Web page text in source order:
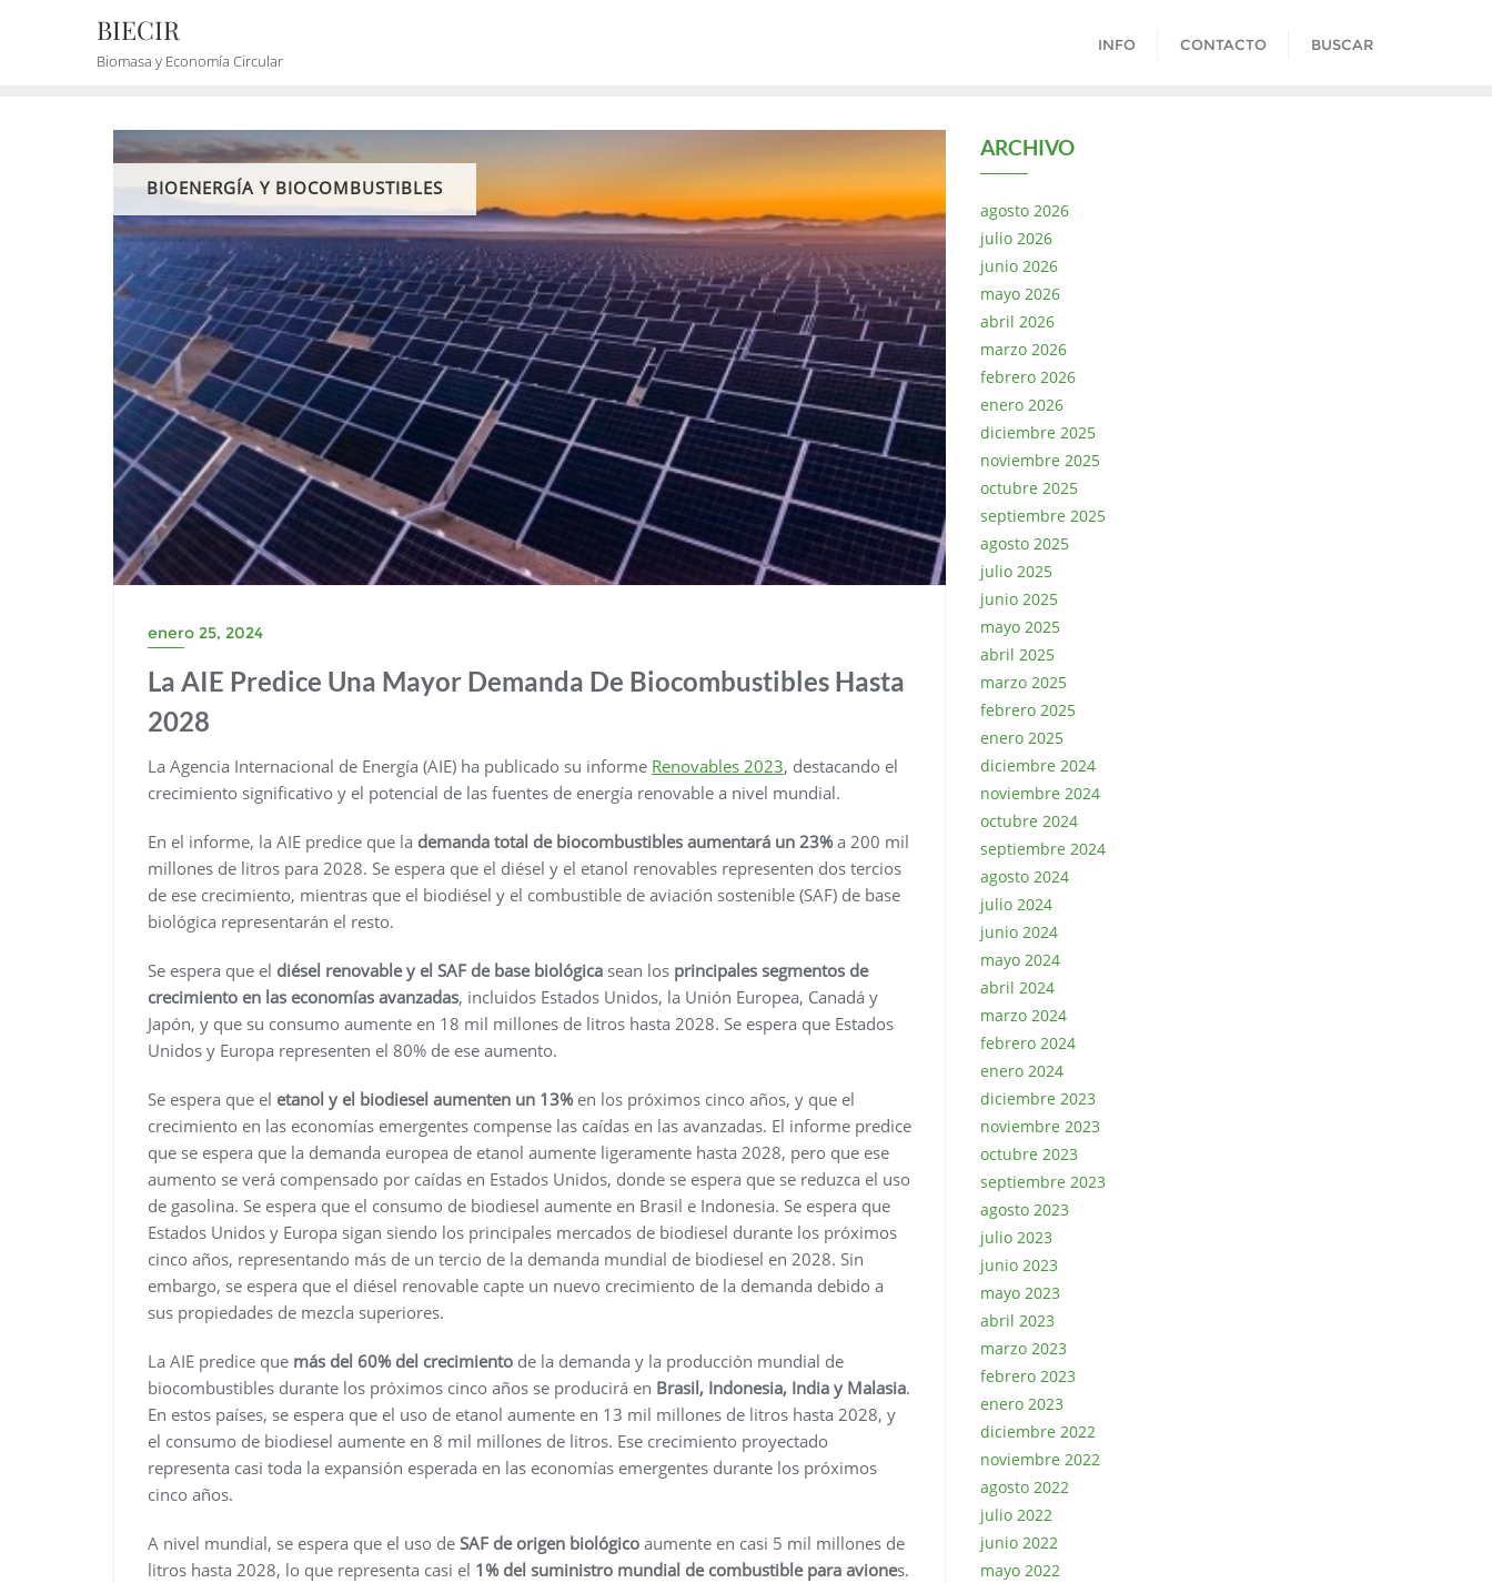
BIECIR
Biomasa y Economía Circular
INFO CONTACTO BUSCAR
BIOENERGÍA Y BIOCOMBUSTIBLES
enero 25, 2024
La AIE Predice Una Mayor Demanda De Biocombustibles Hasta
2028
La Agencia Internacional de Energía (AIE) ha publicado su informe Renovables 2023, destacando el
crecimiento significativo y el potencial de las fuentes de energía renovable a nivel mundial.
En el informe, la AIE predice que la demanda total de biocombustibles aumentará un 23%a 200 mil
millones de litros para 2028. Se espera que el diésel y el etanol renovables representen dos tercios
de ese crecimiento, mientras que el biodiésel y el combustible de aviación sostenible (SAF) de base
biológica representarán el resto.
Se espera que el diésel renovable y el SAF de base biológica sean los principales segmentos de
crecimiento en las economías avanzadas, incluidos Estados Unidos, la Unión Europea, Canadá y
Japón, y que su consumo aumente en 18 mil millones de litros hasta 2028. Se espera que Estados
Unidos y Europa representen el 80% de ese aumento.
Se espera que el etanol y el biodiesel aumenten un 13% en los próximos cinco años, y que el
crecimiento en las economías emergentes compense las caídas en las avanzadas. El informe predice
que se espera que la demanda europea de etanol aumente ligeramente hasta 2028, pero que ese
aumento se verá compensado por caídas en Estados Unidos, donde se espera que se reduzca el uso
de gasolina. Se espera que el consumo de biodiesel aumente en Brasil e Indonesia. Se espera que
Estados Unidos y Europa sigan siendo los principales mercados de biodiesel durante los próximos
cinco años, representando más de un tercio de la demanda mundial de biodiesel en 2028. Sin
embargo, se espera que el diésel renovable capte un nuevo crecimiento de la demanda debido a
sus propiedades de mezcla superiores.
La AIE predice que más del 60% del crecimiento de la demanda y la producción mundial de
biocombustibles durante los próximos cinco años se producirá en Brasil, Indonesia, India y Malasia.
En estos países, se espera que el uso de etanol aumente en 13 mil millones de litros hasta 2028, y
el consumo de biodiesel aumente en 8 mil millones de litros. Ese crecimiento proyectado
representa casi toda la expansión esperada en las economías emergentes durante los próximos
cinco años.
A nivel mundial, se espera que el uso de SAF de origen biológico aumente en casi 5 mil millones de
litros hasta 2028, lo que representa casi el 1% del suministro mundial de combustible para aviones.
ARCHIVO
agosto 2026
julio 2026
junio 2026
mayo 2026
abril 2026
marzo 2026
febrero 2026
enero 2026
diciembre 2025
noviembre 2025
octubre 2025
septiembre 2025
agosto 2025
julio 2025
junio 2025
mayo 2025
abril 2025
marzo 2025
febrero 2025
enero 2025
diciembre 2024
noviembre 2024
octubre 2024
septiembre 2024
agosto 2024
julio 2024
junio 2024
mayo 2024
abril 2024
marzo 2024
febrero 2024
enero 2024
diciembre 2023
noviembre 2023
octubre 2023
septiembre 2023
agosto 2023
julio 2023
junio 2023
mayo 2023
abril 2023
marzo 2023
febrero 2023
enero 2023
diciembre 2022
noviembre 2022
agosto 2022
julio 2022
junio 2022
mayo 2022